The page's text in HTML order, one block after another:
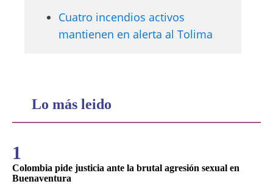
Cuatro incendios activos
mantienen en alerta al Tolima
Lo más leido
1
Colombia pide justicia ante la brutal agresión sexual en
Buenaventura